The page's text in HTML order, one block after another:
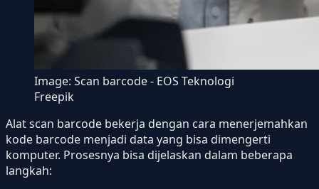
Image: Scan barcode - EOS Teknologi
Freepik
Alat scan barcode bekerja dengan cara menerjemahkan
kode barcode menjadi data yang bisa dimengerti
komputer. Prosesnya bisa dijelaskan dalam beberapa
langkah: